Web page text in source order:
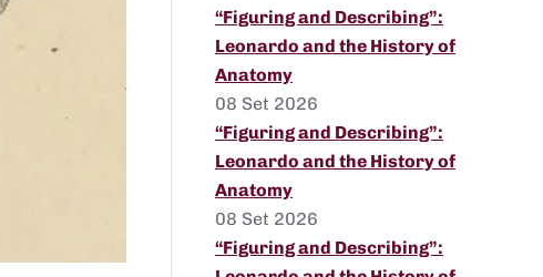
“Figuring and Describing”:
Leonardo and the History of
Anatomy
08 Set 2026
“Figuring and Describing”:
Leonardo and the History of
Anatomy
08 Set 2026
“Figuring and Describing”: